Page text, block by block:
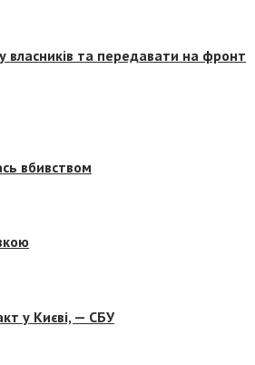
власників та передавати на фронт
вбивством
у Києві, — СБУ